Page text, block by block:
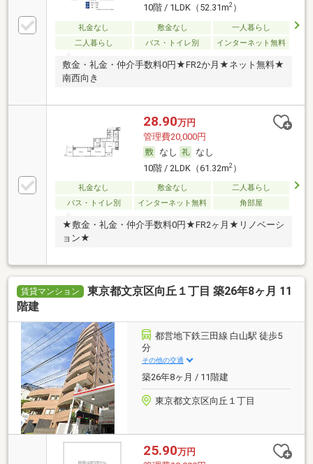
10階 / 1LDK（52.31m2）
礼金なし 敷金なし
一人暮らし
二人暮らし
バス・トイレ別 インターネット無料
敷金・礼金・仲介手数料0円★FR2か月★ネット無料★
南西向き
28.90万円
管理費20,000円
なし
なし
10階 / 2LDK（61.32m2）
礼金なし 敷金なし
二人暮らし
バス・トイレ別
インターネット無料 角部屋
★敷金・礼金・仲介手数料0円★FR2ヶ月★リノベーシ
ョン★
賃貸マンション
東京都文京区向丘１丁目 築26年8ヶ月 11
階建
都営地下鉄三田線 白山駅 徒歩5
分
その他の交通
築26年8ヶ月 / 11階建
東京都文京区向丘１丁目
25.90万円